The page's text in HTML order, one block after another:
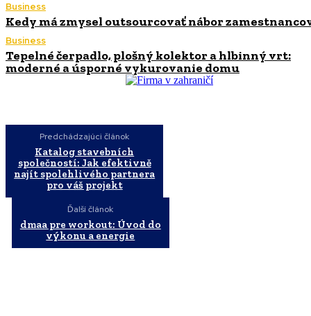
Business
Kedy má zmysel outsourcovať nábor
Business
Tepelné čerpadlo, plošný kolektor a hlbinný vrt:
moderné a úsporné vykurovanie domu
Predchádzajúci článok
Katalog stavebních
společností: Jak efektivně
najít spolehlivého partnera
pro váš projekt
Ďalší článok
dmaa pre workout: Úvod do
výkonu a energie